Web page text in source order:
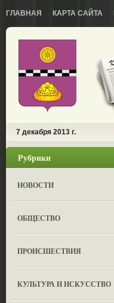
ГЛАВНАЯ КАРТА САЙТА
7 декабря 2013 г.
Рубрики
НОВОСТИ
ОБЩЕСТВО
ПРОИСШЕСТВИЯ
КУЛЬТУРА И ИСКУССТВО